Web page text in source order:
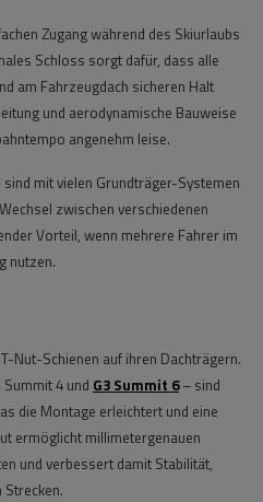
Zugang während des Skiurlaubs
Schloss sorgt dafür, dass alle
am Fahrzeugdach sicheren Halt
und aerodynamische Bauweise
angenehm leise.
mit vielen Grundträger-Systemen
zwischen verschiedenen
Vorteil, wenn mehrere Fahrer im
nutzen.
Nut-Schienen auf ihren Dachträgern.
4 und G3 Summit 6– sind
die Montage erleichtert und eine
ermöglicht millimetergenauen
und verbessert damit Stabilität,